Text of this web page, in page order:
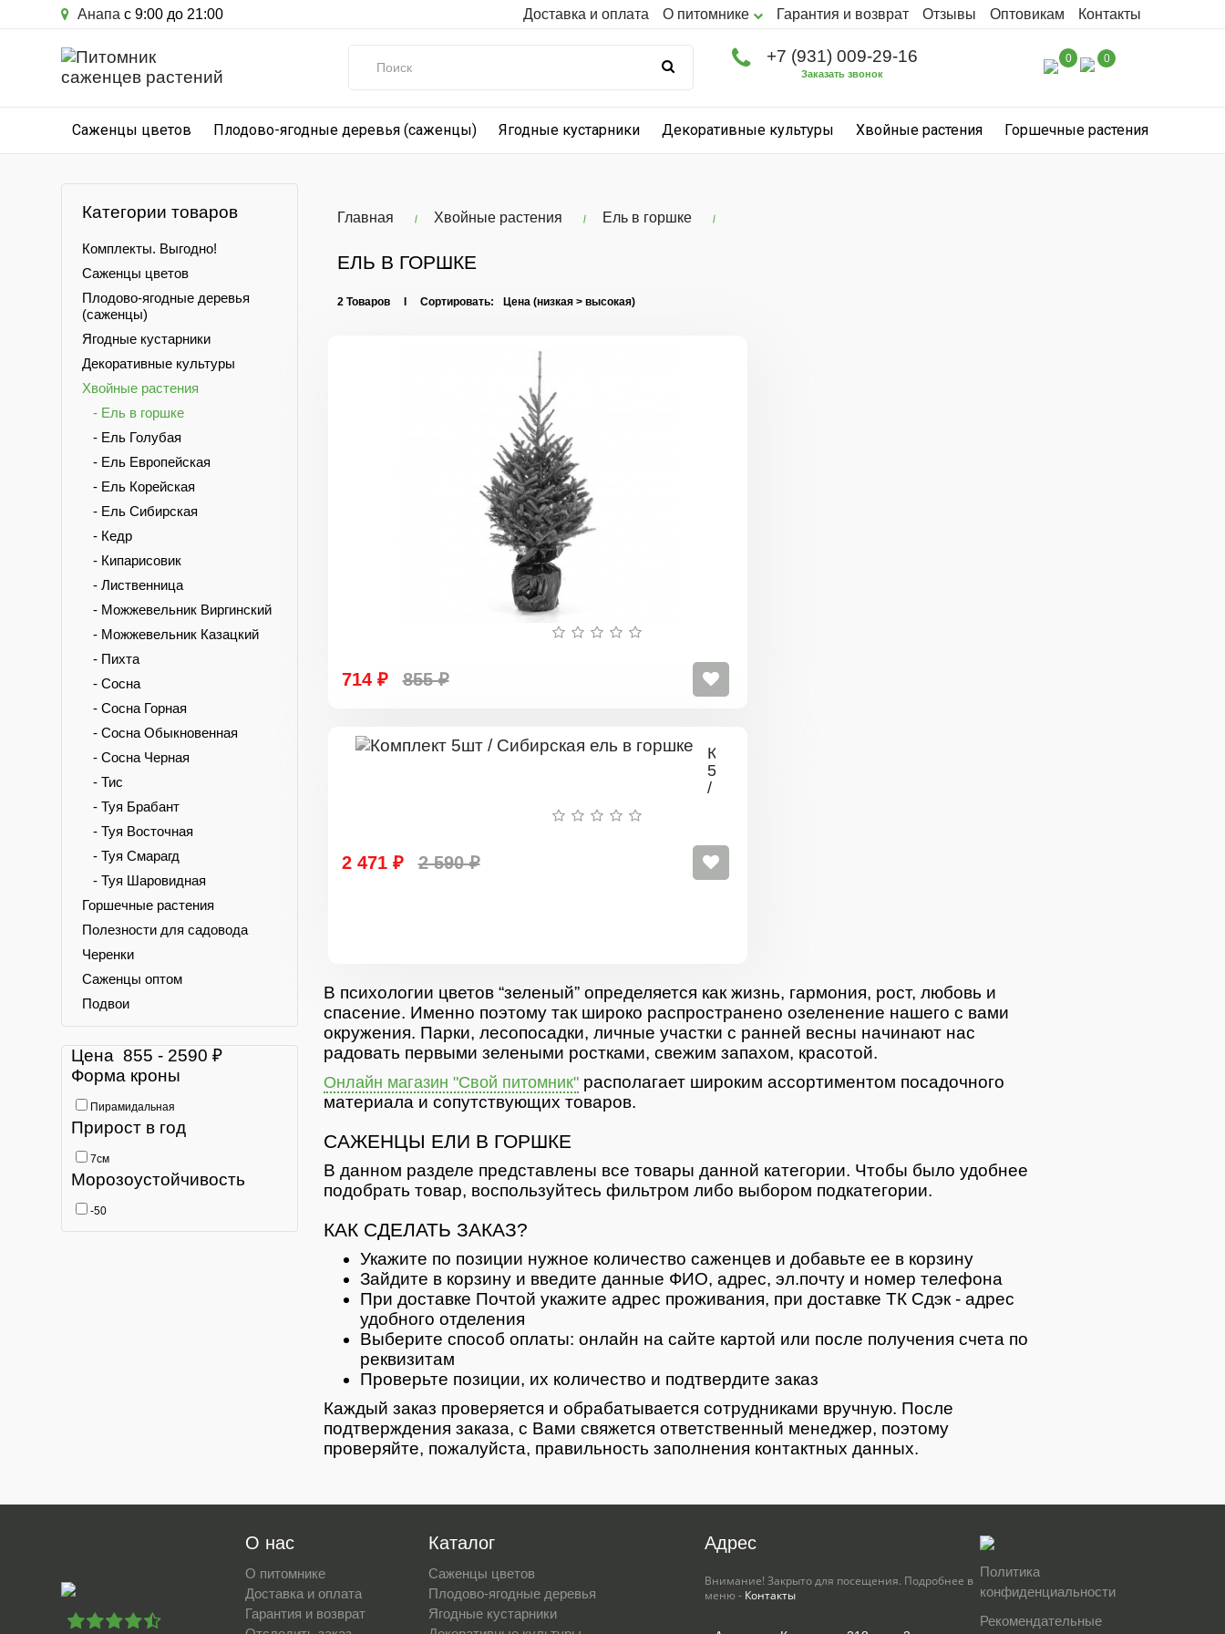
Анапа с 9:00 до 21:00 Доставка и оплата О питомнике Гарантия и возврат Отзывы Оптовикам Контакты
+7 (931) 009-29-16
Заказать звонок
0 0
Саженцы цветов Плодово-ягодные деревья (саженцы) Ягодные кустарники Декоративные культуры Хвойные растения Горшечные растения
Категории товаров
Комплекты. Выгодно!
Саженцы цветов
Плодово-ягодные деревья
(саженцы)
Ягодные кустарники
Декоративные культуры
Хвойные растения
- Ель в горшке
- Ель Голубая
- Ель Европейская
- Ель Корейская
- Ель Сибирская
- Кедр
- Кипарисовик
- Лиственница
- Можжевельник Виргинский
- Можжевельник Казацкий
- Пихта
- Сосна
- Сосна Горная
- Сосна Обыкновенная
- Сосна Черная
- Тис
- Туя Брабант
- Туя Восточная
- Туя Смарагд
- Туя Шаровидная
Горшечные растения
Полезности для садовода
Черенки
Саженцы оптом
Подвои
Цена 855 - 2590 ₽
Форма кроны
Пирамидальная
Прирост в год
7см
Морозоустойчивость
-50
Главная Хвойные растения Ель в горшке
ЕЛЬ В ГОРШКЕ
2 Товаров I Сортировать:
714 ₽ 855 ₽
Комплект
5шт
/
горшке
2 471 ₽ 2 590 ₽
В психологии цветов “зеленый” определяется как жизнь, гармония, рост, любовь и
спасение. Именно поэтому так широко распространено озеленение нашего с вами
окружения. Парки, лесопосадки, личные участки с ранней весны начинают нас
радовать первыми зелеными ростками, свежим запахом, красотой.
Онлайн магазин "Свой питомник"располагает широким ассортиментом посадочного
материала и сопутствующих товаров.
САЖЕНЦЫ ЕЛИ В ГОРШКЕ
В данном разделе представлены все товары данной категории. Чтобы было удобнее
подобрать товар, воспользуйтесь фильтром либо выбором подкатегории.
КАК СДЕЛАТЬ ЗАКАЗ?
Укажите по позиции нужное количество саженцев и добавьте ее в корзину
Зайдите в корзину и введите данные ФИО, адрес, эл.почту и номер телефона
При доставке Почтой укажите адрес проживания, при доставке ТК Сдэк - адрес
удобного отделения
Выберите способ оплаты: онлайн на сайте картой или после получения счета по
реквизитам
Проверьте позиции, их количество и подтвердите заказ
Каждый заказ проверяется и обрабатывается сотрудниками вручную. После
подтверждения заказа, с Вами свяжется ответственный менеджер, поэтому
проверяйте, пожалуйста, правильность заполнения контактных данных.
О нас
О питомнике
Доставка и оплата
Гарантия и возврат
Каталог
Саженцы цветов
Плодово-ягодные деревья
Ягодные кустарники
Адрес
Внимание! Закрыто для посещения. Подробнее в
меню - Контакты
Политика
конфиденциальности
Рекомендательные